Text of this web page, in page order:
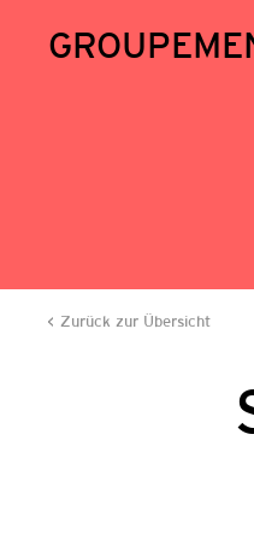
Zurück zur Übersicht